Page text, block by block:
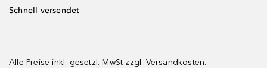
Schnell versendet
Alle Preise inkl. gesetzl. MwSt zzgl. Versandkosten.